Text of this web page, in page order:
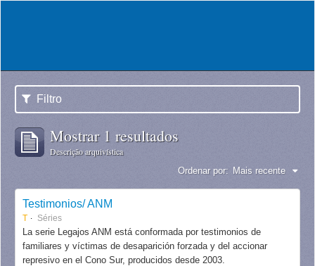
Filtro
Mostrar 1 resultados
Descrição arquivística
Ordenar por: Mais recente
Testimonios/ ANM
T Séries
La serie Legajos ANM está conformada por testimonios de
familiares y víctimas de desaparición forzada y del accionar
represivo en el Cono Sur, producidos desde 2003.